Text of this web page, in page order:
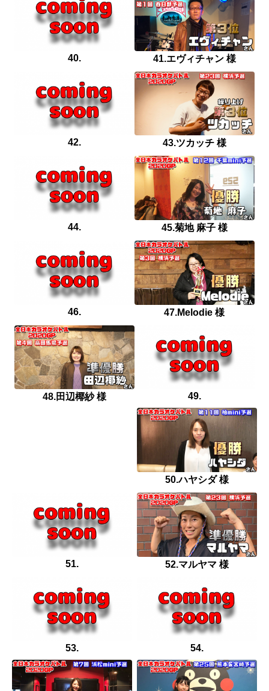
40. 41.エヴィチャン 様
42. 43.ツカッチ 様
44. 45.菊地 麻子 様
46. 47.Melodie 様
48.田辺椰紗 様 49.
50.ハヤシダ 様
51. 52.マルヤマ 様
53. 54.